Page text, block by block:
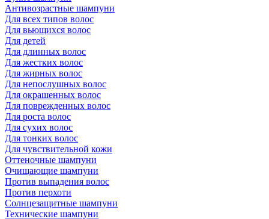
Антивозрастные шампуни
Для всех типов волос
Для вьющихся волос
Для детей
Для длинных волос
Для жестких волос
Для жирных волос
Для непослушных волос
Для окрашенных волос
Для поврежденных волос
Для роста волос
Для сухих волос
Для тонких волос
Для чувствительной кожи
Оттеночные шампуни
Очищающие шампуни
Против выпадения волос
Против перхоти
Солнцезащитные шампуни
Технические шампуни